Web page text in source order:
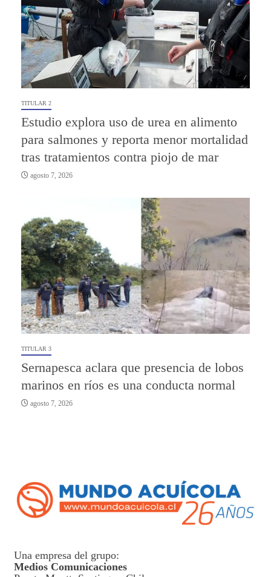
TITULAR 2
Estudio explora uso de urea en alimento
para salmones y reporta menor mortalidad
tras tratamientos contra piojo de mar
agosto 7, 2026
TITULAR 3
Sernapesca aclara que presencia de lobos
marinos en ríos es una conducta normal
agosto 7, 2026
Una empresa del grupo:
Medios Comunicaciones